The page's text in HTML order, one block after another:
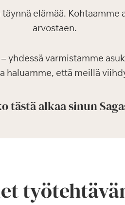
elämää.
arvostaen.
varmistamme
haluamme, että meillä
tästä alkaa sinun